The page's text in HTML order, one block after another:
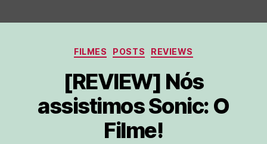
Categorias
FILMES POSTS REVIEWS
[REVIEW] Nós
assistimos Sonic: O
Filme!